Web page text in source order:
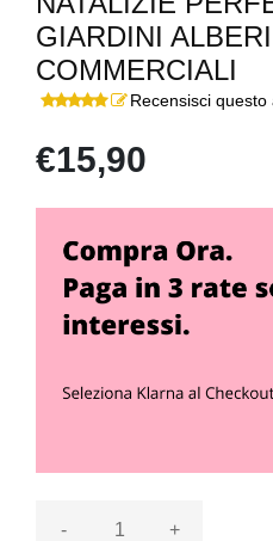
GIARDINI
COMMERCIALI
Recensisci questo
€15,90
- +